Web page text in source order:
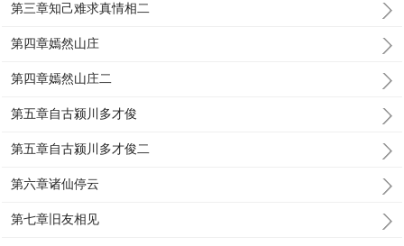
第三章知己难求真情相二
第四章嫣然山庄
第四章嫣然山庄二
第五章自古颍川多才俊
第五章自古颍川多才俊二
第六章诸仙停云
第七章旧友相见